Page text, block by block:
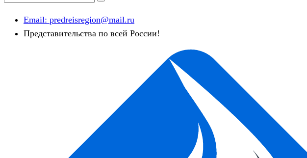
Email: predreisregion@mail.ru
Представительства по всей России!